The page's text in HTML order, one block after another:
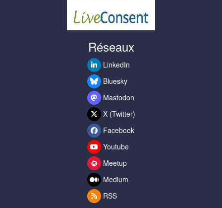
Réseaux
LinkedIn
Bluesky
Mastodon
X (Twitter)
Facebook
Youtube
Meetup
Medium
RSS